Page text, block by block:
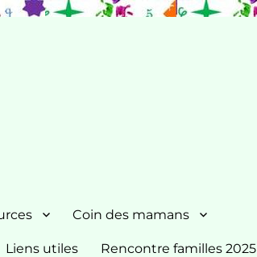
Coin des mamans
Liens utiles Rencontre familles 2025